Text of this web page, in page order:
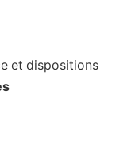
et dispositions